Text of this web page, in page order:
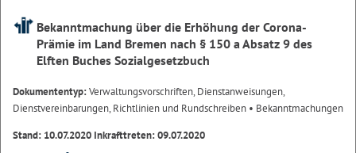
Bekanntmachung über die Erhöhung der Corona-
Prämie im Land Bremen nach § 150 a Absatz 9 des
Elften Buches Sozialgesetzbuch
Dokumententyp:Verwaltungsvorschriften, Dienstanweisungen,
Dienstvereinbarungen, Richtlinien und Rundschreiben • Bekanntmachungen
Stand: 10.07.2020 Inkrafttreten: 09.07.2020